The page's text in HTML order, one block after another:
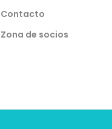
Contacto
Zona de socios